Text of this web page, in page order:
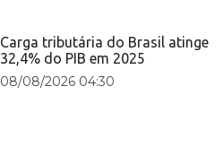
Carga tributária do Brasil atinge
32,4% do PIB em 2025
08/08/2026 04:30